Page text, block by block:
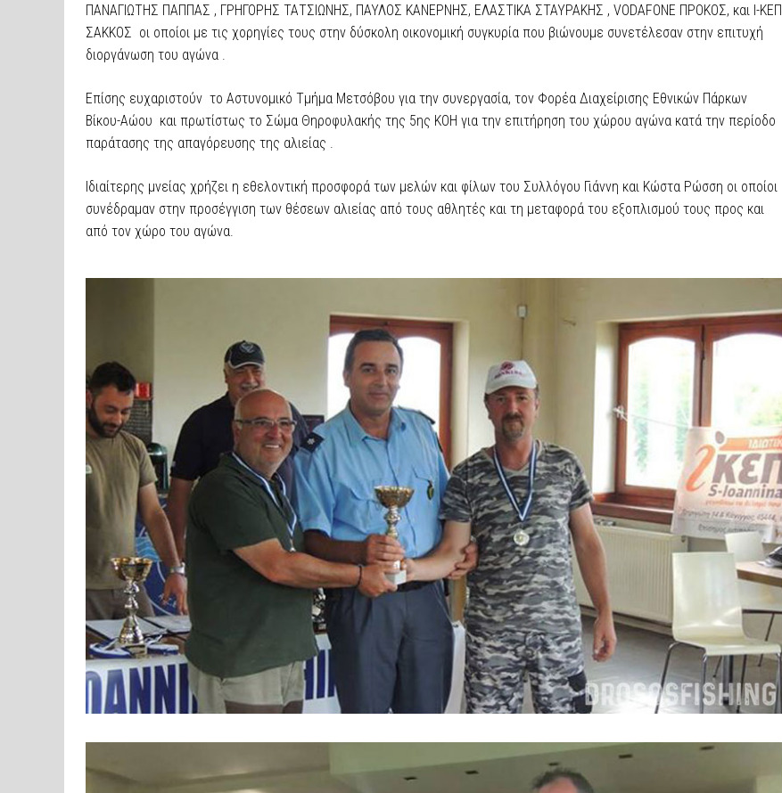
ΠΑΝΑΓΙΩΤΗΣ ΠΑΠΠΑΣ , ΓΡΗΓΟΡΗΣ ΤΑΤΣΙΩΝΗΣ, ΠΑΥΛΟΣ ΚΑΝΕΡΝΗΣ, ΕΛΑΣΤΙΚΑ ΣΤΑΥΡΑΚΗΣ , VODAFONE ΠΡΟΚΟΣ, και Ι-ΚΕΠ
ΣΑΚΚΟΣ οι οποίοι με τις χορηγίες τους στην δύσκολη οικονομική συγκυρία που βιώνουμε συνετέλεσαν στην επιτυχή
διοργάνωση του αγώνα .
Επίσης ευχαριστούν το Αστυνομικό Τμήμα Μετσόβου για την συνεργασία, τον Φορέα Διαχείρισης Εθνικών Πάρκων
Βίκου-Αώου και πρωτίστως το Σώμα Θηροφυλακής της 5ης ΚΟΗ για την επιτήρηση του χώρου αγώνα κατά την περίοδο
παράτασης της απαγόρευσης της αλιείας .
Ιδιαίτερης μνείας χρήζει η εθελοντική προσφορά των μελών και φίλων του Συλλόγου Γιάννη και Κώστα Ρώσση οι οποίοι
συνέδραμαν στην προσέγγιση των θέσεων αλιείας από τους αθλητές και τη μεταφορά του εξοπλισμού τους προς και
από τον χώρο του αγώνα.